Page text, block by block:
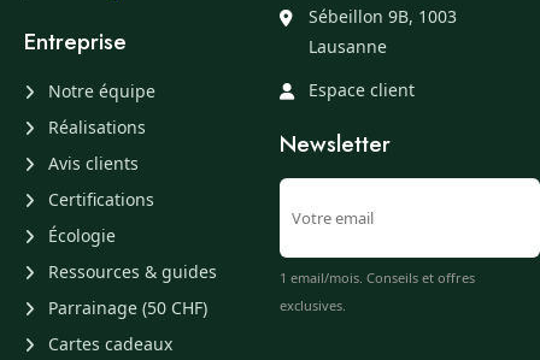
Entreprise
Notre équipe
Réalisations
Avis clients
Certifications
Écologie
Ressources & guides
Parrainage (50 CHF)
Cartes cadeaux
Sébeillon 9B, 1003
Lausanne
Espace client
Newsletter
1 email/mois. Conseils et offres
exclusives.